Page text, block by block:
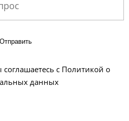
Отправить
с Политикой о
данных